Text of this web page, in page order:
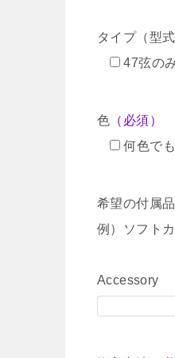
タイプ（型式
47弦の
色 （必須）
何色で
希望の付属品
例）ソフト
Accessory